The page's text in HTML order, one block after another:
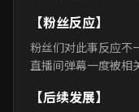
【粉丝反应】
粉丝们对此事反应不
直播间弹幕一度被相
【后续发展】